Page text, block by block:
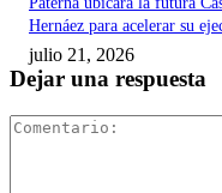
Hernáez para acelerar su
julio 21, 2026
Dejar una respuesta